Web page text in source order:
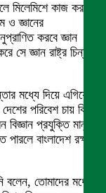
কাজ করতে
ও জ্ঞানের
করবে জ্ঞান
জ্ঞান রাষ্ট্র চিন্তায়
মধ্যে দিয়ে এগিয়ে
পরিবেশ চায় কিনা
প্রযুক্তি মানুষের
বাংলাদেশ রক্ষা
তোমাদের মধ্যে